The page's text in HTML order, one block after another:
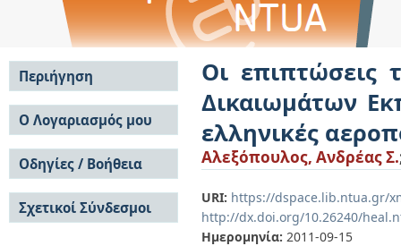
Οι επιπτώσεις
Δικαιωμάτων
ελληνικές
Αλεξόπουλος, Ανδρέας Σ.
URI: https://dspace.lib.ntua.gr/
http://dx.doi.org/10.26240/
Ημερομηνία: 2011-09-15
Περιήγηση
Σε όλο το DSpace
Κοινότητες & Συλλογές
Ανά Ημερομηνία
Έκδοσης
Συγγραφείς
Τίτλοι
Θέματα
Ο Λογαριασμός μου
Σύνδεση
Εγγραφή
Οδηγίες / Βοήθεια
Οδηγίες Υποβολής
Οδηγίες Χρήσης ΙΑ
Συχνές Ερωτήσεις
Σχετικοί Σύνδεσμοι